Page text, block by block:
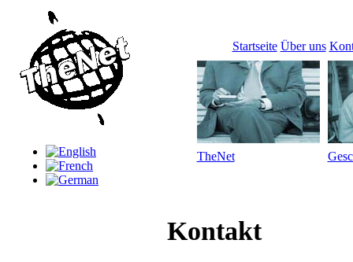
Startseite Über uns
TheNet
Kontakt